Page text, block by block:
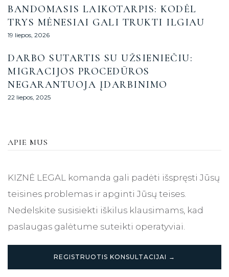
BANDOMASIS LAIKOTARPIS: KODĖL
TRYS MĖNESIAI GALI TRUKTI ILGIAU
19 liepos, 2026
DARBO SUTARTIS SU UŽSIENIEČIU:
MIGRACIJOS PROCEDŪROS
NEGARANTUOJA ĮDARBINIMO
22 liepos, 2025
APIE MUS
KIZNĖ LEGAL komanda gali padėti išspręsti Jūsų
teisines problemas ir apginti Jūsų teises.
Nedelskite susisiekti iškilus klausimams, kad
paslaugas galėtume suteikti operatyviai.
REGISTRUOTIS KONSULTACIJAI →